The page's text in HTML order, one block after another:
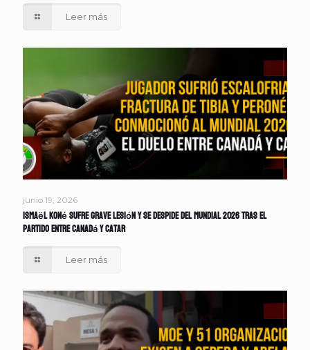
Leer más
junio 19, 2026
Ismaël Koné sufre grave lesión y se despide del Mundial 2026 tras el
partido entre Canadá y Catar
Leer más